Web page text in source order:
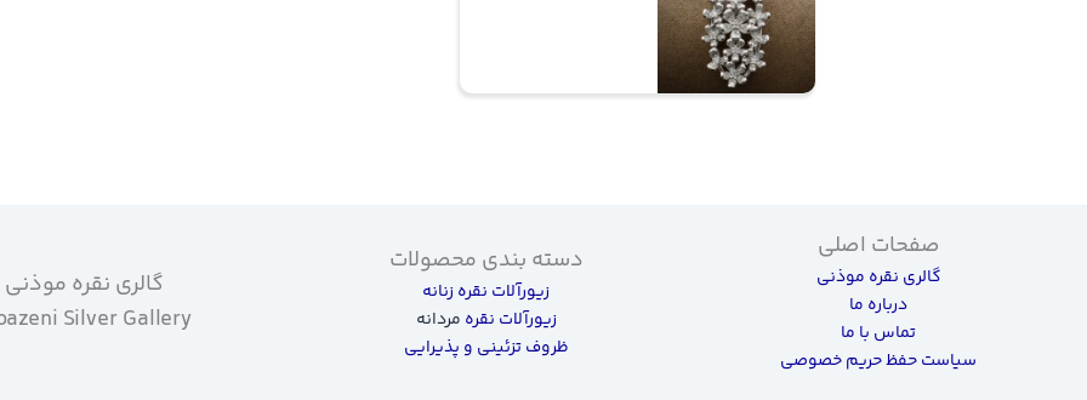
صفحات اصلی
گالری نقره موذنی
درباره ما
تماس با ما
سیاست حفظ حریم خصوصی
دسته بندی محصولات
زیورآلات نقره زنانه
زیورآلات نقره مردانه
ظروف تزئینی و پذیرایی
گالری نقره موذنی
Silver Gallery